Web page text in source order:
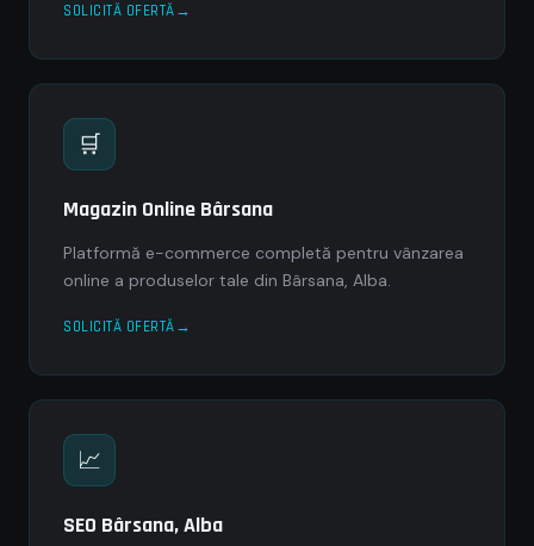
SOLICITĂ OFERTĂ
🛒
Magazin Online Bârsana
Platformă e-commerce completă pentru vânzarea
online a produselor tale din Bârsana, Alba.
SOLICITĂ OFERTĂ
📈
SEO Bârsana, Alba